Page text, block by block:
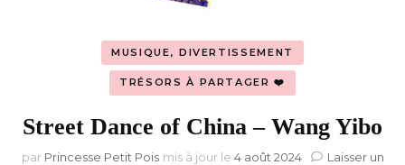
MUSIQUE, DIVERTISSEMENT
TRÉSORS À PARTAGER ❤️
Street Dance of China – Wang Yibo
par Princesse Petit Pois mis à jour le 4 août 2024
Laisser un